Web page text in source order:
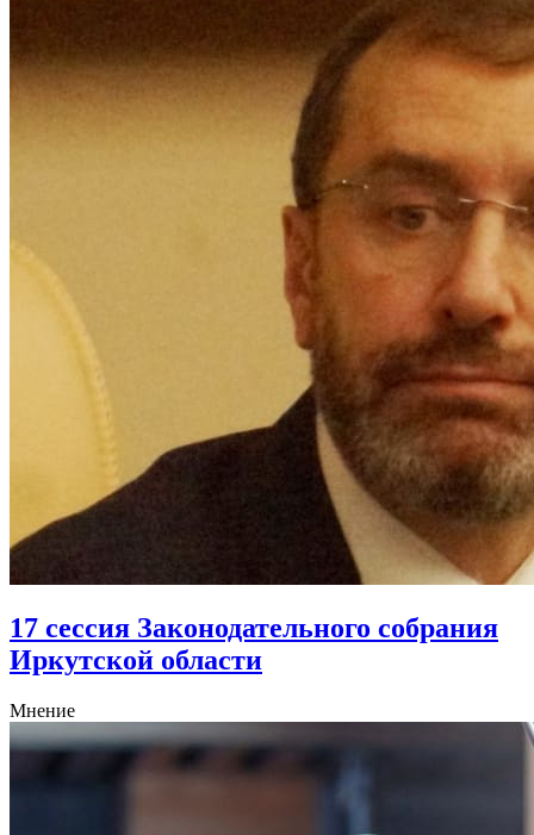
17 сессия Законодательного собрания
Иркутской области
Мнение